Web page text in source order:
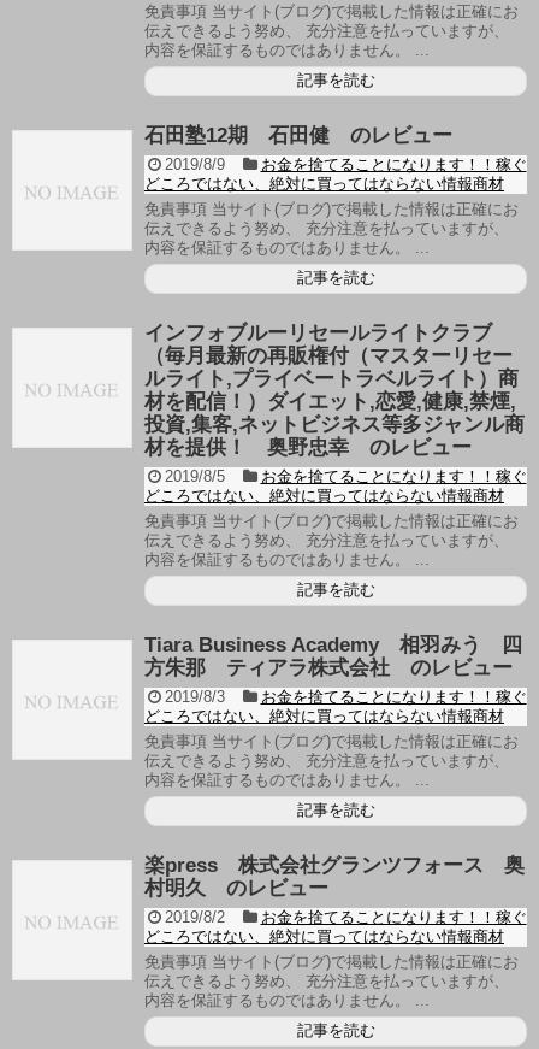
免責事項 当サイト(ブログ)で掲載した情報は正確にお
伝えできるよう努め、 充分注意を払っていますが、
内容を保証するものではありません。 ...
記事を読む
石田塾12期 石田健 のレビュー
2019/8/9
お金を捨てることになります！！稼ぐ
どころではない、絶対に買ってはならない情報商材
免責事項 当サイト(ブログ)で掲載した情報は正確にお
伝えできるよう努め、 充分注意を払っていますが、
内容を保証するものではありません。 ...
記事を読む
インフォブルーリセールライトクラブ
（毎月最新の再販権付（マスターリセー
ルライト,プライベートラベルライト）商
材を配信！）ダイエット,恋愛,健康,禁煙,
投資,集客,ネットビジネス等多ジャンル商
材を提供！ 奥野忠幸 のレビュー
2019/8/5
お金を捨てることになります！！稼ぐ
どころではない、絶対に買ってはならない情報商材
免責事項 当サイト(ブログ)で掲載した情報は正確にお
伝えできるよう努め、 充分注意を払っていますが、
内容を保証するものではありません。 ...
記事を読む
Tiara Business Academy 相羽みう 四
方朱那 ティアラ株式会社 のレビュー
2019/8/3
お金を捨てることになります！！稼ぐ
どころではない、絶対に買ってはならない情報商材
免責事項 当サイト(ブログ)で掲載した情報は正確にお
伝えできるよう努め、 充分注意を払っていますが、
内容を保証するものではありません。 ...
記事を読む
楽press 株式会社グランツフォース 奥
村明久 のレビュー
2019/8/2
お金を捨てることになります！！稼ぐ
どころではない、絶対に買ってはならない情報商材
免責事項 当サイト(ブログ)で掲載した情報は正確にお
伝えできるよう努め、 充分注意を払っていますが、
内容を保証するものではありません。 ...
記事を読む